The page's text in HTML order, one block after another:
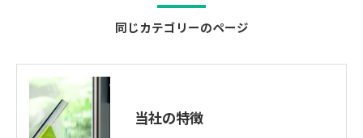
同じカテゴリーのページ
当社の特徴